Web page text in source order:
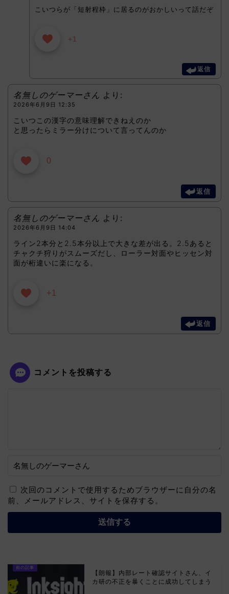
こいつらが「短射程枠」に居るのがおかしいって話だぞ
+1
返信
名無しのゲーマーさん より:
2026年6月9日 12:35
こいつこの漢字の意味理解できねえのか
と思ったらミラー分けについて言ってんのか
0
返信
名無しのゲーマーさん より:
2026年6月9日 14:04
ライン2本分と2.5本分以上で大きな差が出る。2.5あると
チャクチ狩りがスムーズだし、ローラー対面やヒッセン対
面が桁違いに楽になる。
+1
返信
コメントを投稿する
次回のコメントで使用するためブラウザーに自分の名
前、メールアドレス、サイトを保存する。
【朗報】内部レート確認サイトさん、イ
カ研の不正を暴くことに成功してしまう